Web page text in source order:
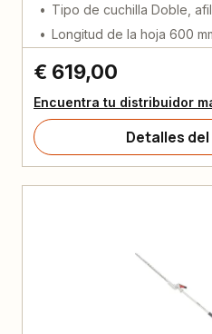
Tipo de cuchilla Doble,
Longitud de la hoja 600
€ 619,00
Encuentra tu distribuidor
Detalles